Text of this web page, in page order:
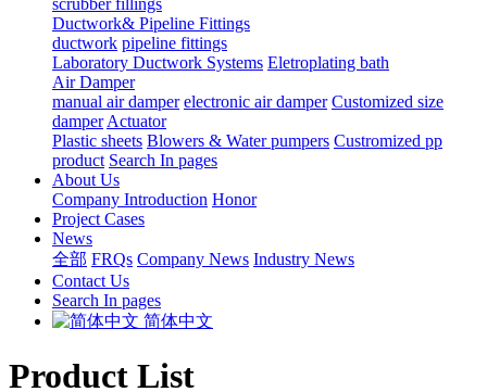
scrubber fillings
Ductwork& Pipeline Fittings
ductwork pipeline fittings
Laboratory Ductwork Systems Eletroplating bath
Air Damper
manual air damper electronic air damper Customized size
damper Actuator
Plastic sheets Blowers & Water pumpers Custromized pp
product Search In pages
About Us
Company Introduction Honor
Project Cases
News
全部 FRQs Company News Industry News
Contact Us
Search In pages
简体中文
Product List